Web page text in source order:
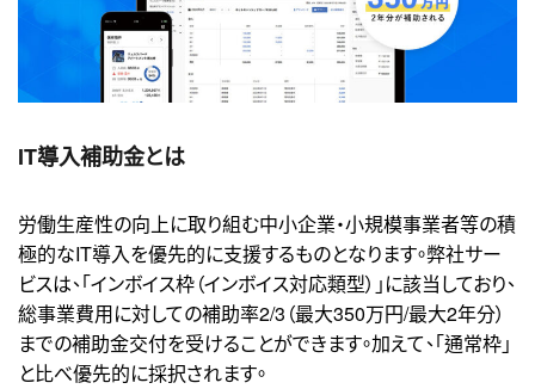
IT導入補助金とは
労働生産性の向上に取り組む中⼩企業・小規模事業者等の積
極的なIT導入を優先的に支援するものとなります。弊社サー
ビスは、「インボイス枠（インボイス対応類型）」に該当しており、
総事業費用に対しての補助率2/3（最大350万円/最大2年分）
までの補助金交付を受けることができます。加えて、「通常枠」
と比べ優先的に採択されます。